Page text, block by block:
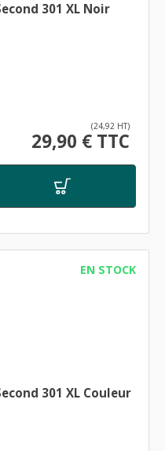
301 XL Noir
(24,92 HT)
29,90 € TTC
EN STOCK
301 XL Couleur